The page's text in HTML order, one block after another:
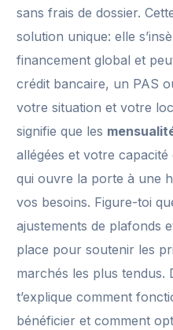
sans frais de dossier.
solution unique: elle
financement global et
crédit bancaire, un PAS
votre situation et votre
signifie que les
allégées et votre capacité
qui ouvre la porte à une
vos besoins. Figure-toi
ajustements de plafonds
place pour soutenir les
marchés les plus tendus.
t’explique comment
bénéficier et comment